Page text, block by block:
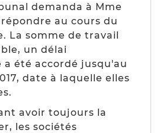
demanda à Mme
répondre au cours du
La somme de travail
un délai
été accordé jusqu'au
date à laquelle elles
avoir toujours la
les sociétés